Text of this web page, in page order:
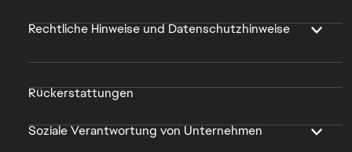
Rechtliche Hinweise und Datenschutzhinweise
Rückerstattungen
Soziale Verantwortung von Unternehmen